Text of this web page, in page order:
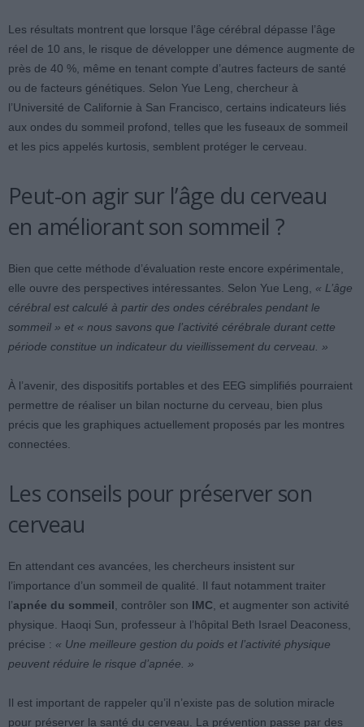
Les résultats montrent que lorsque l’âge cérébral dépasse l’âge
réel de 10 ans, le risque de développer une démence augmente de
près de 40 %, même en tenant compte d’autres facteurs de santé
ou de facteurs génétiques. Selon Yue Leng, chercheur à
l’Université de Californie à San Francisco, certains indicateurs liés
aux ondes du sommeil profond, telles que les fuseaux de sommeil
et les pics appelés kurtosis, semblent protéger le cerveau.
Peut-on agir sur l’âge du cerveau
en améliorant son sommeil ?
Bien que cette méthode d’évaluation reste encore expérimentale,
elle ouvre des perspectives intéressantes. Selon Yue Leng, « L’âge
cérébral est calculé à partir des ondes cérébrales pendant le
sommeil » et « nous savons que l’activité cérébrale durant cette
période constitue un indicateur du vieillissement du cerveau. »
À l’avenir, des dispositifs portables et des EEG simplifiés pourraient
permettre de réaliser un bilan nocturne du cerveau, bien plus
précis que les graphiques actuellement proposés par les montres
connectées.
Les conseils pour préserver son
cerveau
En attendant ces avancées, les chercheurs insistent sur
l’importance d’un sommeil de qualité. Il faut notamment traiter
l’apnée du sommeil , contrôler son IMC , et augmenter son activité
physique. Haoqi Sun, professeur à l’hôpital Beth Israel Deaconess,
précise : « Une meilleure gestion du poids et l’activité physique
peuvent réduire le risque d’apnée. »
Il est important de rappeler qu’il n’existe pas de solution miracle
pour préserver la santé du cerveau. La prévention passe par des